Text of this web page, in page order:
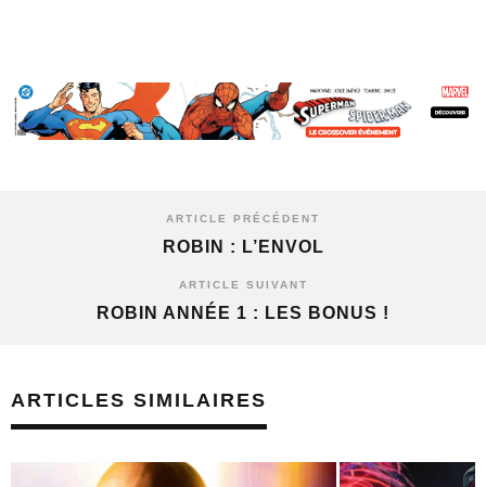
ARTICLE PRÉCÉDENT
ROBIN : L’ENVOL
ARTICLE SUIVANT
ROBIN ANNÉE 1 : LES BONUS !
ARTICLES SIMILAIRES